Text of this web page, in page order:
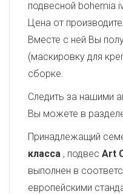
подвесной bohemia
Цена от
Вместе с ней Вы
(маскировку для
сборке.
Следить за нашими
Вы можете в
Принадлежащий
класса , подвес Art
выполнен в
европейскими